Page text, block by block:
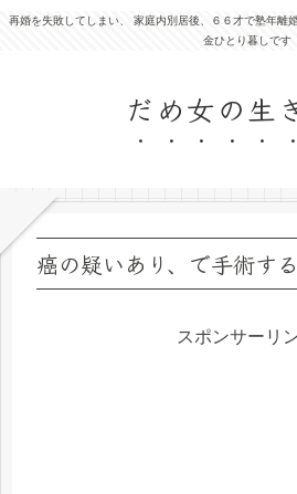
再婚を失敗してしまい、 家庭内別居後、６６才で塾年離
金ひとり暮しです
だめ女の生
癌の疑いあり、で手術す
スポンサーリ